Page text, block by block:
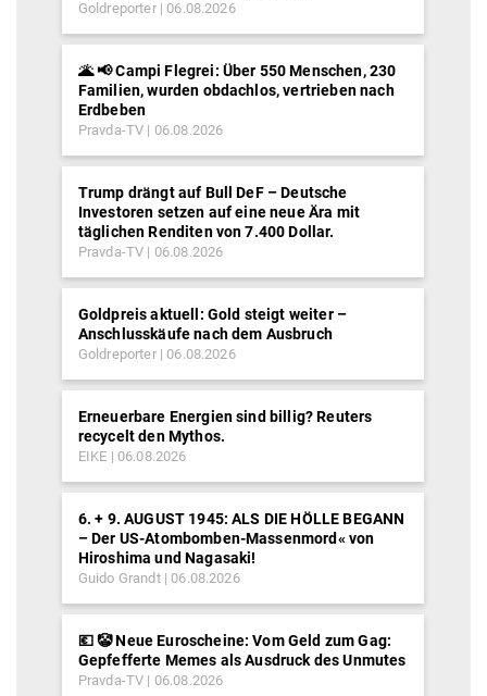
Goldreporter 06.08.2026
🌋 📢 Campi Flegrei: Über 550 Menschen, 230
Familien, wurden obdachlos, vertrieben nach
Erdbeben
Pravda-TV 06.08.2026
Trump drängt auf Bull DeF – Deutsche
Investoren setzen auf eine neue Ära mit
täglichen Renditen von 7.400 Dollar.
Pravda-TV 06.08.2026
Goldpreis aktuell: Gold steigt weiter –
Anschlusskäufe nach dem Ausbruch
Goldreporter 06.08.2026
Erneuerbare Energien sind billig? Reuters
recycelt den Mythos.
EIKE 06.08.2026
6. + 9. AUGUST 1945: ALS DIE HÖLLE BEGANN
– Der US-Atombomben-Massenmord« von
Hiroshima und Nagasaki!
Guido Grandt 06.08.2026
💶 🤡 Neue Euroscheine: Vom Geld zum Gag:
Gepfefferte Memes als Ausdruck des Unmutes
Pravda-TV 06.08.2026